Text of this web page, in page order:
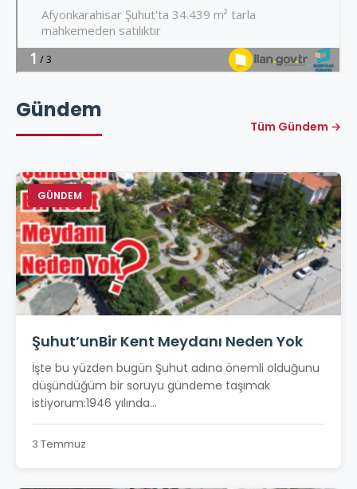
Gündem
Tüm Gündem →
GÜNDEM
Şuhut’unBir Kent Meydanı Neden Yok
İşte bu yüzden bugün Şuhut adına önemli olduğunu
düşündüğüm bir soruyu gündeme taşımak
istiyorum:1946 yılında...
3 Temmuz